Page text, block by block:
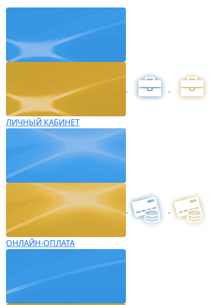
ЛИЧНЫЙ КАБИНЕТ
ОНЛАЙН-ОПЛАТА